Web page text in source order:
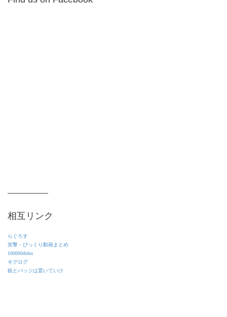
相互リンク
らぐろす
笑撃・びっくり動画まとめ
100000dobu
ギグログ
銃とバッジは置いていけ